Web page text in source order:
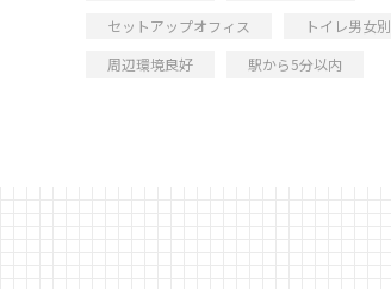
セットアップオフィス
トイレ男女別
周辺環境良好
駅から5分以内